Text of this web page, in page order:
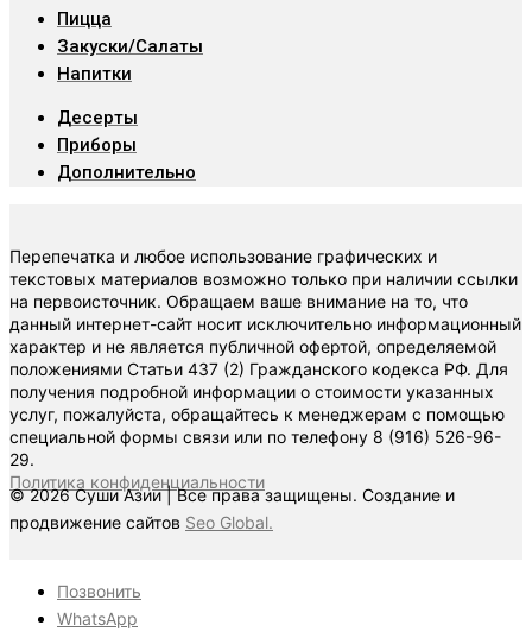
Пицца
Закуски/Салаты
Напитки
Десерты
Приборы
Дополнительно
Перепечатка и любое использование графических и
текстовых материалов возможно только при наличии ссылки
на первоисточник. Обращаем ваше внимание на то, что
данный интернет-сайт носит исключительно информационный
характер и не является публичной офертой, определяемой
положениями Статьи 437 (2) Гражданского кодекса РФ. Для
получения подробной информации о стоимости указанных
услуг, пожалуйста, обращайтесь к менеджерам с помощью
специальной формы связи или по телефону 8 (916) 526-96-
29.
Политика конфиденциальности
© 2026 Суши Азии | Все права защищены. Создание и
продвижение сайтов Seo Global.
Позвонить
WhatsApp